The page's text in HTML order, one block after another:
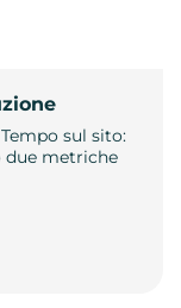
sul sito:
due metriche